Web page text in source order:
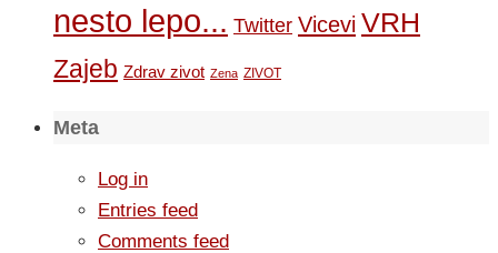
nesto lepo... Twitter Vicevi VRH
Zajeb Zdrav zivot Zena ZIVOT
Meta
Log in
Entries feed
Comments feed